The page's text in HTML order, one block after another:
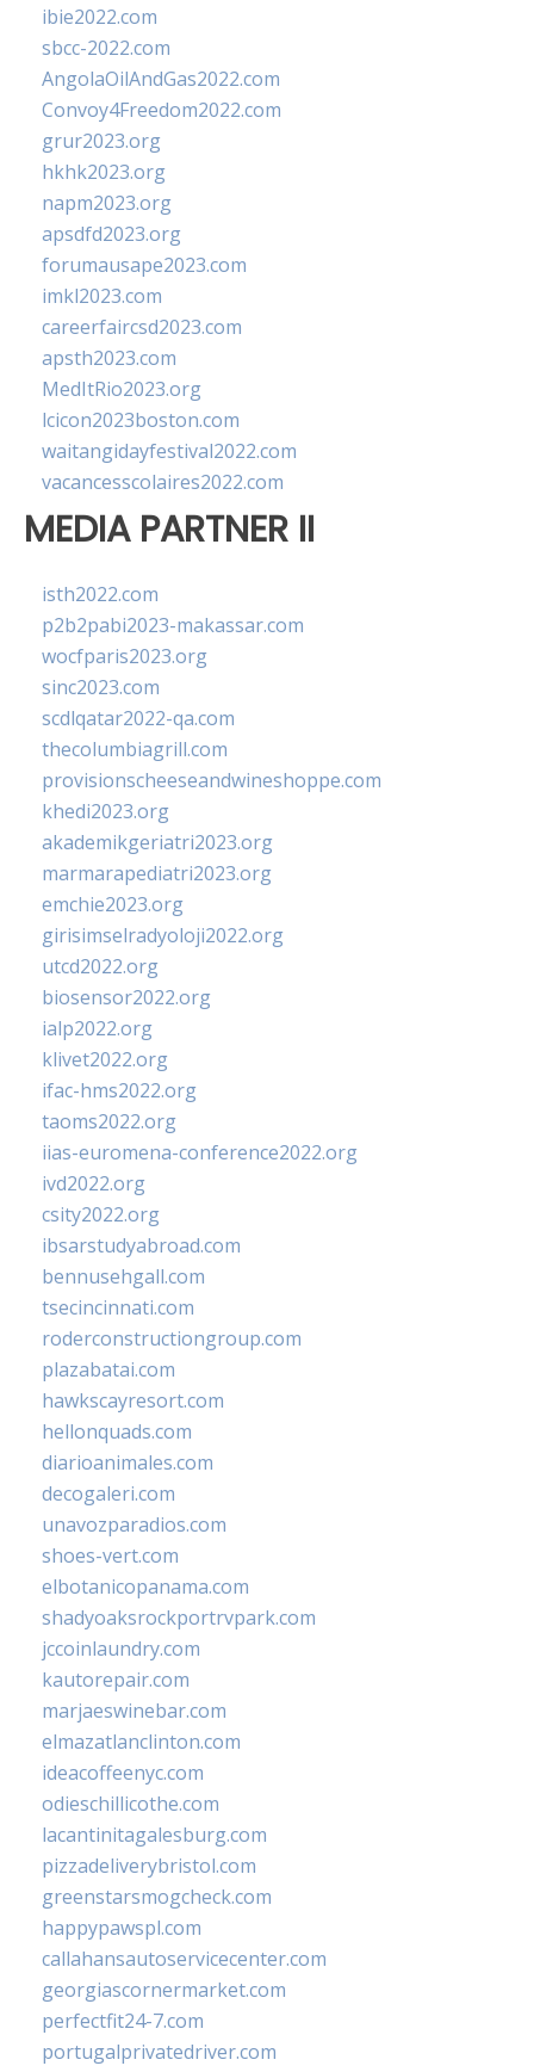
ibie2022.com
sbcc-2022.com
AngolaOilAndGas2022.com
Convoy4Freedom2022.com
grur2023.org
hkhk2023.org
napm2023.org
apsdfd2023.org
forumausape2023.com
imkl2023.com
careerfaircsd2023.com
apsth2023.com
MedItRio2023.org
lcicon2023boston.com
waitangidayfestival2022.com
vacancesscolaires2022.com
MEDIA PARTNER II
isth2022.com
p2b2pabi2023-makassar.com
wocfparis2023.org
sinc2023.com
scdlqatar2022-qa.com
thecolumbiagrill.com
provisionscheeseandwineshoppe.com
khedi2023.org
akademikgeriatri2023.org
marmarapediatri2023.org
emchie2023.org
girisimselradyoloji2022.org
utcd2022.org
biosensor2022.org
ialp2022.org
klivet2022.org
ifac-hms2022.org
taoms2022.org
iias-euromena-conference2022.org
ivd2022.org
csity2022.org
ibsarstudyabroad.com
bennusehgall.com
tsecincinnati.com
roderconstructiongroup.com
plazabatai.com
hawkscayresort.com
hellonquads.com
diarioanimales.com
decogaleri.com
unavozparadios.com
shoes-vert.com
elbotanicopanama.com
shadyoaksrockportrvpark.com
jccoinlaundry.com
kautorepair.com
marjaeswinebar.com
elmazatlanclinton.com
ideacoffeenyc.com
odieschillicothe.com
lacantinitagalesburg.com
pizzadeliverybristol.com
greenstarsmogcheck.com
happypawspl.com
callahansautoservicecenter.com
georgiascornermarket.com
perfectfit24-7.com
portugalprivatedriver.com